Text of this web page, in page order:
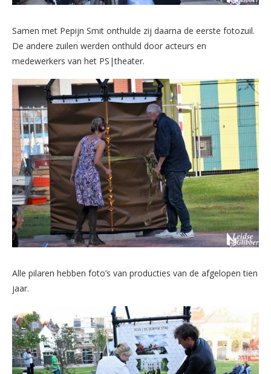
Samen met Pepijn Smit onthulde zij daarna de eerste fotozuil.
De andere zuilen werden onthuld door acteurs en
medewerkers van het PS|theater.
Alle pilaren hebben foto’s van producties van de afgelopen tien
jaar.